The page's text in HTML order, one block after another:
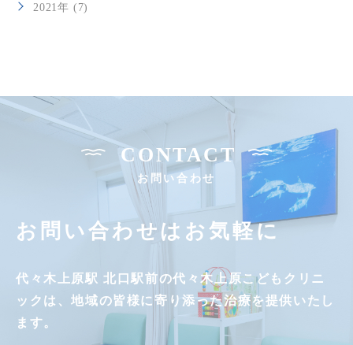
2021年 (7)
CONTACT
お問い合わせ
お問い合わせはお気軽に
代々木上原駅 北口駅前の代々木上原こどもクリニ
ックは、地域の皆様に寄り添った治療を提供いたし
ます。